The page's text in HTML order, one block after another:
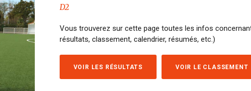
D2
Vous trouverez sur cette page toutes les infos concernant
résultats, classement, calendrier, résumés, etc.)
VOIR LES RÉSULTATS VOIR LE CLASSEMENT